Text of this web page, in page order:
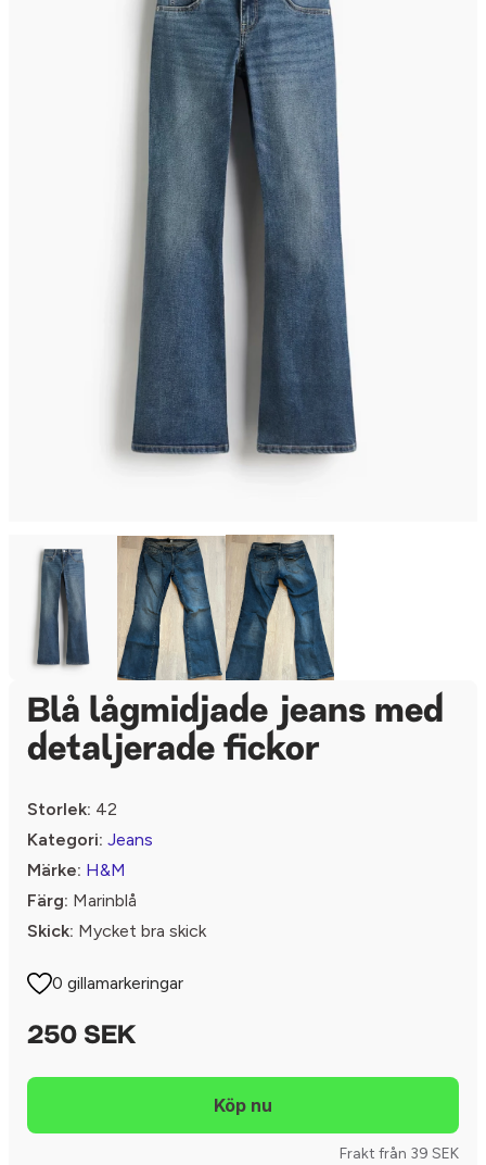
Blå lågmidjade jeans med
detaljerade fickor
Storlek: 42
Kategori: Jeans
Märke: H&M
Färg: Marinblå
Skick: Mycket bra skick
0 gillamarkeringar
250 SEK
Frakt från 39 SEK